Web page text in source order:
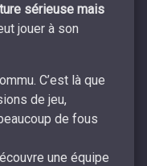
sérieuse mais
jouer à son
C’est là que
de jeu,
de fous
une équipe